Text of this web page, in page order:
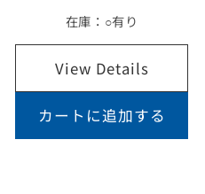
在庫： ○有り
View Details
カートに追加する